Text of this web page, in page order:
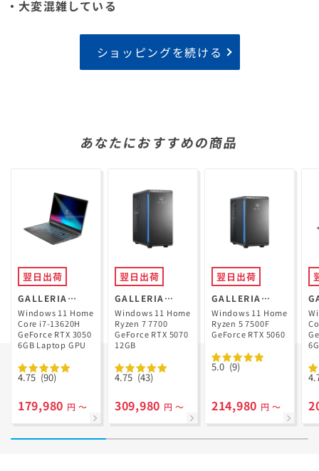
・大変混雑している
ショッピングを続ける
あなたにおすすめの商品
翌日出荷
GALLERIA
RL7C-R35-5N
Windows 11 Home
Core i7-13620H
GeForce RTX 3050
6GB Laptop GPU
4.75 (90)
179,980 円 ～
翌日出荷
GALLERIA
XPR7A-R57-GD
Ryzen 7 7700
搭載
Windows 11 Home
Ryzen 7 7700
GeForce RTX 5070
12GB
4.75 (43)
309,980 円 ～
翌日出荷
GALLERIA
XGR5M-R56-
GD Ryzen 5
7500F搭載
Windows 11 Home
Ryzen 5 7500F
GeForce RTX 5060
5.0 (9)
214,980 円 ～